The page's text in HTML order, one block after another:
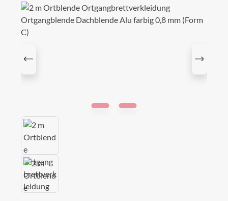
Bildergalerie überspringen